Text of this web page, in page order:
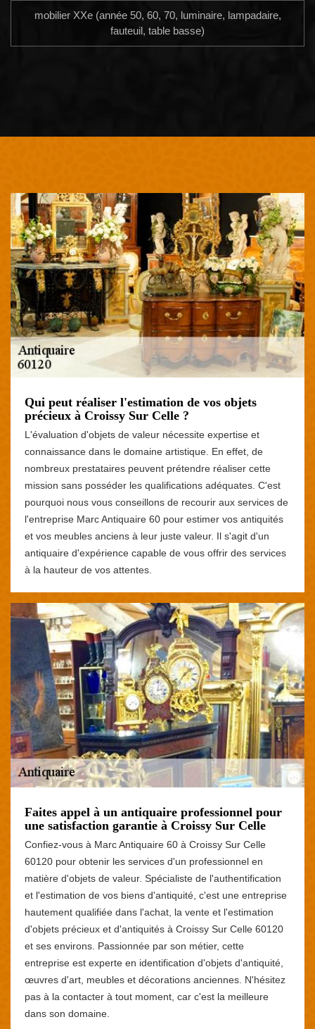
mobilier XXe (année 50, 60, 70, luminaire, lampadaire,
fauteuil, table basse)
Qui peut réaliser l'estimation de vos objets
précieux à Croissy Sur Celle ?
L'évaluation d'objets de valeur nécessite expertise et
connaissance dans le domaine artistique. En effet, de
nombreux prestataires peuvent prétendre réaliser cette
mission sans posséder les qualifications adéquates. C'est
pourquoi nous vous conseillons de recourir aux services de
l'entreprise Marc Antiquaire 60 pour estimer vos antiquités
et vos meubles anciens à leur juste valeur. Il s'agit d'un
antiquaire d'expérience capable de vous offrir des services
à la hauteur de vos attentes.
Faites appel à un antiquaire professionnel pour
une satisfaction garantie à Croissy Sur Celle
Confiez-vous à Marc Antiquaire 60 à Croissy Sur Celle
60120 pour obtenir les services d'un professionnel en
matière d'objets de valeur. Spécialiste de l'authentification
et l'estimation de vos biens d'antiquité, c'est une entreprise
hautement qualifiée dans l'achat, la vente et l'estimation
d'objets précieux et d'antiquités à Croissy Sur Celle 60120
et ses environs. Passionnée par son métier, cette
entreprise est experte en identification d'objets d'antiquité,
œuvres d'art, meubles et décorations anciennes. N'hésitez
pas à la contacter à tout moment, car c'est la meilleure
dans son domaine.